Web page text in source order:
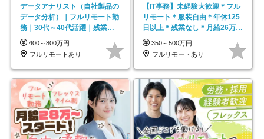
データアナリスト（自社製品の
データ分析）｜フルリモート勤
務｜30代～40代活躍｜残業少
なめ｜子育て社員多数活躍
400～800万円
フルリモートあり
【IT事務】未経験大歓迎＊フル
リモート＊服装自由＊年休125
日以上＊残業なし＊月給26万円
以上
350～500万円
フルリモートあり